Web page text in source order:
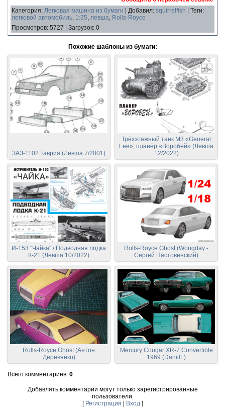
Категория: Легковая машина из бумаги Добавил: squirrelfish Теги:
легковой автомобиль, 1:35, левша, Rolls-Royce
Просмотров: 5727 Загрузок: 0
Похожие шаблоны из бумаги:
ЗАЗ-1102 Таврия (Левша 7/2001)
Трёхэтажный танк М3 «General
Lee», планёр «Воробей» (Левша
12/2022)
И-153 "Чайка" / Подводная лодка
К-21 (Левша 10/2022)
Rolls-Royce Ghost (Wongday -
Сергей Пастовенский)
Rolls-Royce Ghost (Антон
Деревянко)
Mercury Cougar XR-7 Convertible
1969 (DaniilL)
Всего комментариев: 0
Добавлять комментарии могут только зарегистрированные
пользователи.
[ Регистрация Вход]